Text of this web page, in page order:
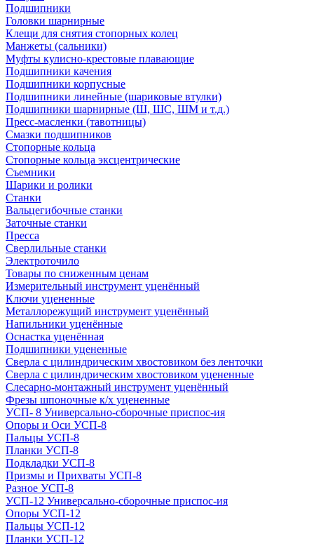
Подшипники
Головки шарнирные
Клещи для снятия стопорных колец
Манжеты (сальники)
Муфты кулисно-крестовые плавающие
Подшипники качения
Подшипники корпусные
Подшипники линейные (шариковые втулки)
Подшипники шарнирные (Ш, ШС, ШМ и т.д.)
Пресс-масленки (тавотницы)
Смазки подшипников
Стопорные кольца
Стопорные кольца эксцентрические
Съемники
Шарики и ролики
Станки
Вальцегибочные станки
Заточные станки
Пресса
Сверлильные станки
Электроточило
Товары по сниженным ценам
Измерительный инструмент уценённый
Ключи уцененные
Металлорежущий инструмент уценённый
Напильники уценённые
Оснастка уценённая
Подшипники уцененные
Сверла с цилиндрическим хвостовиком без ленточки
Сверла с цилиндрическим хвостовиком уцененные
Слесарно-монтажный инструмент уценённый
Фрезы шпоночные к/х уцененные
УСП- 8 Универсально-сборочные приспос-ия
Опоры и Оси УСП-8
Пальцы УСП-8
Планки УСП-8
Подкладки УСП-8
Призмы и Прихваты УСП-8
Разное УСП-8
УСП-12 Универсально-сборочные приспос-ия
Опоры УСП-12
Пальцы УСП-12
Планки УСП-12